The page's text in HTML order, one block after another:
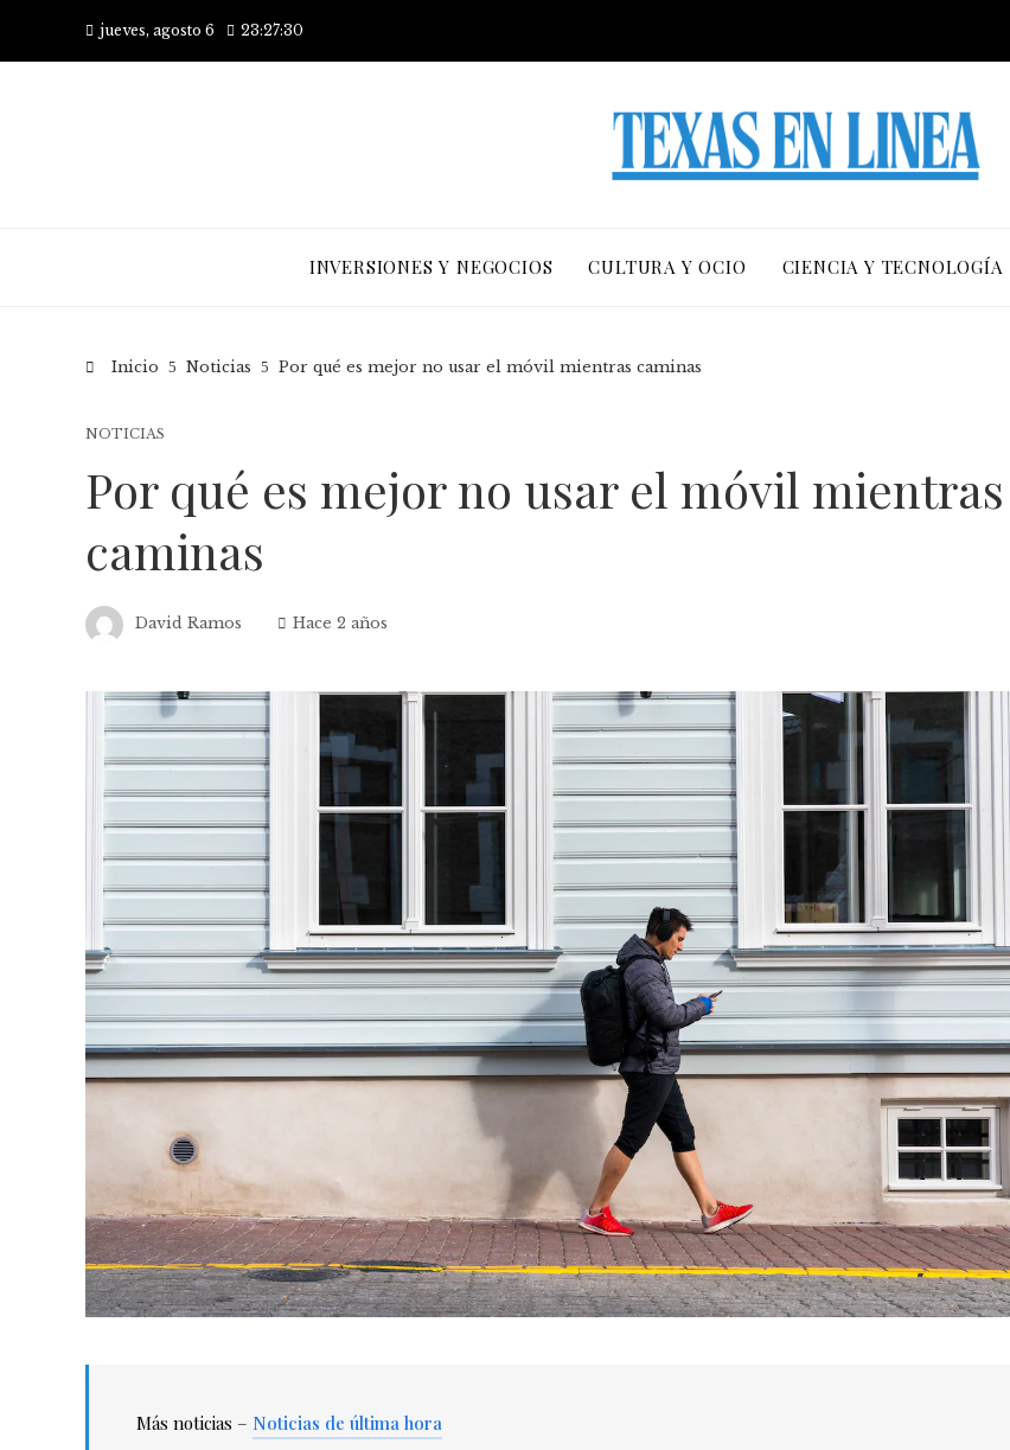
jueves, agosto 6 23:27:31
INVERSIONES Y NEGOCIOS CULTURA Y OCIO CIENCIA Y TECNOLOGÍA
Inicio Noticias Por qué es mejor no usar el móvil mientras caminas
NOTICIAS
Por qué es mejor no usar el móvil mientras
caminas
David Ramos Hace 2 años
Más noticias – Noticias de última hora